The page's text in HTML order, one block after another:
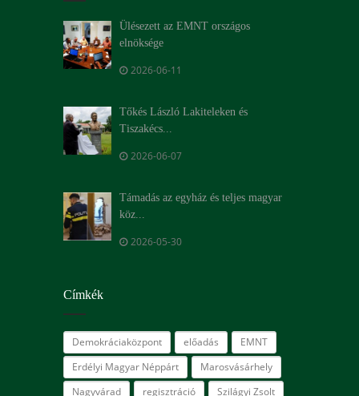
Ülésezett az EMNT országos
elnöksége
2026-06-11
Tőkés László Lakiteleken és
Tiszakécs...
2026-06-07
Támadás az egyház és teljes magyar
köz...
2026-05-30
Címkék
Demokráciaközpont előadás
EMNT
Erdélyi Magyar Néppárt
Marosvásárhely
Nagyvárad
regisztráció Szilágyi Zsolt